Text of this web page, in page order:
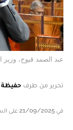
عبد الصمد قيوح، وزير
تحرير من طرف حفيظة
في 21/09/2025 على الساعة 07:30